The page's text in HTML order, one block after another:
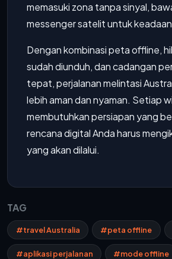
memasuki zona tanpa sinyal,
messenger satelit untuk
Dengan kombinasi peta offline,
sudah diunduh, dan cadangan
tepat, perjalanan melintasi
lebih aman dan nyaman. Setiap
membutuhkan persiapan yang
rencana digital Anda harus
yang akan dilalui.
TAG
#travel Australia #peta offline
#aplikasi perjalanan #mode offline